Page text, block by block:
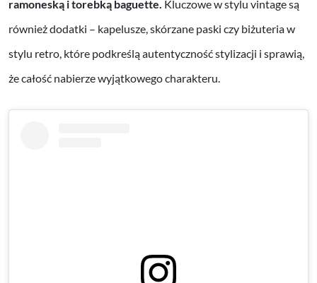
ramoneską i torebką baguette. Kluczowe w stylu vintage są
również dodatki – kapelusze, skórzane paski czy biżuteria w
stylu retro, które podkreślą autentyczność stylizacji i sprawią,
że całość nabierze wyjątkowego charakteru.